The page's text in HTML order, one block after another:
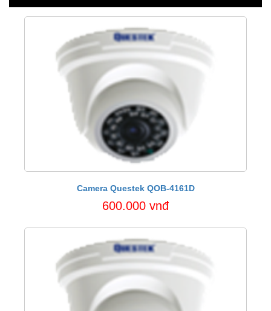
Camera Questek QOB-4161D
600.000 vnđ